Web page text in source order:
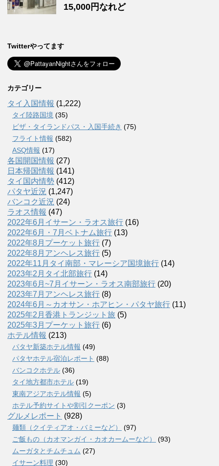
15,000円なれど
Twitterやってます
カテゴリー
タイ入国情報 (1,222)
タイ陸路国境 (35)
ビザ・タイランドパス・入国手続き (75)
フライト情報 (582)
ASQ情報 (17)
各国開国情報 (27)
日本帰国情報 (141)
タイ国内情勢 (412)
パタヤ近況 (1,247)
バンコク近況 (24)
ラオス情報 (47)
2022年6月イサーン・ラオス旅行 (16)
2022年6月・7月ベトナム旅行 (13)
2022年8月プーケット旅行 (7)
2022年8月アンヘレス旅行 (5)
2022年11月タイ南部・マレーシア国境旅行 (14)
2023年2月タイ北部旅行 (14)
2023年6月~7月イサーン・ラオス南部旅行 (20)
2023年7月アンヘレス旅行 (8)
2024年6月～カオサン・ホアヒン・パタヤ旅行 (11)
2025年2月香港トランジット旅 (5)
2025年3月プーケット旅行 (6)
ホテル情報 (213)
パタヤ新築ホテル情報 (49)
パタヤホテル宿泊レポート (88)
バンコクホテル (36)
タイ地方都市ホテル (19)
東南アジアホテル情報 (5)
ホテル予約サイトや割引クーポン (3)
グルメレポート (928)
麺類（クイティアオ・バミーなど）
(97)
ご飯もの（カオマンガイ・カオカームーなど）
(93)
ムーガタとチムチュム (27)
イサーン料理 (30)